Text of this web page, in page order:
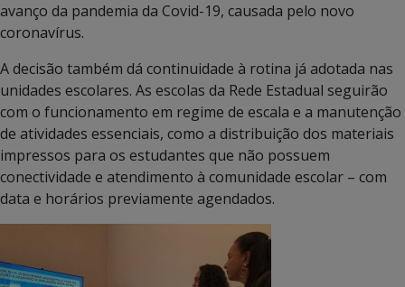
avanço da pandemia da Covid-19, causada pelo novo
coronavírus.
A decisão também dá continuidade à rotina já adotada nas
unidades escolares. As escolas da Rede Estadual seguirão
com o funcionamento em regime de escala e a manutenção
de atividades essenciais, como a distribuição dos materiais
impressos para os estudantes que não possuem
conectividade e atendimento à comunidade escolar – com
data e horários previamente agendados.